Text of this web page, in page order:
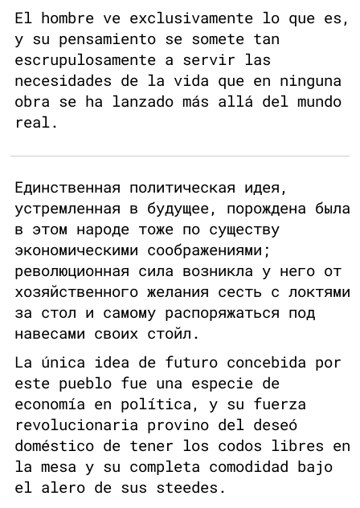
El hombre ve exclusivamente lo que es,
y su pensamiento se somete tan
escrupulosamente a servir las
necesidades de la vida que en ninguna
obra se ha lanzado más allá del mundo
real.
Единственная политическая идея,
устремленная в будущее, порождена была
в этом народе тоже по существу
экономическими соображениями;
революционная сила возникла у него от
хозяйственного желания сесть с локтями
за стол и самому распоряжаться под
навесами своих стойл.
La única idea de futuro concebida por
este pueblo fue una especie de
economía en política, y su fuerza
revolucionaria provino del deseó
doméstico de tener los codos libres en
la mesa y su completa comodidad bajo
el alero de sus steedes.